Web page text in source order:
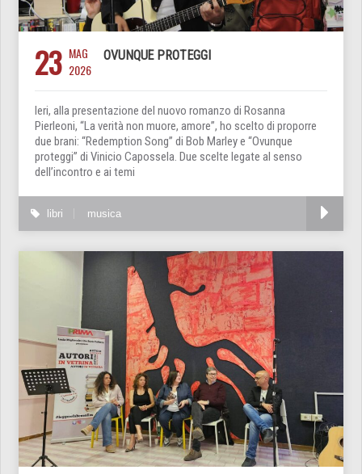
23 MAG
2026
OVUNQUE PROTEGGI
Ieri, alla presentazione del nuovo romanzo di Rosanna
Pierleoni, “La verità non muore, amore”, ho scelto di proporre
due brani: “Redemption Song” di Bob Marley e “Ovunque
proteggi” di Vinicio Capossela. Due scelte legate al senso
dell’incontro e ai temi
libri musica